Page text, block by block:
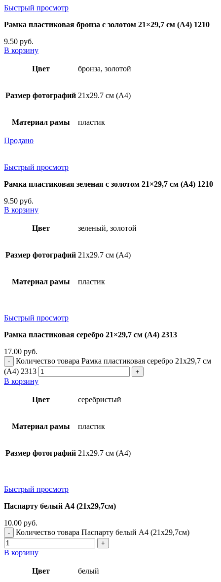
Быстрый просмотр
Рамка пластиковая бронза с золотом 21×29,7 см (А4) 1210
9.50 руб.
В корзину
Цвет бронза, золотой
Размер фотографий 21х29.7 см (А4)
Материал рамы пластик
Продано
Быстрый просмотр
Рамка пластиковая зеленая с золотом 21×29,7 см (А4) 1210
9.50 руб.
В корзину
Цвет зеленый, золотой
Размер фотографий 21х29.7 см (А4)
Материал рамы пластик
Быстрый просмотр
Рамка пластиковая серебро 21×29,7 см (А4) 2313
17.00 руб.
Количество товара Рамка пластиковая серебро 21x29,7 см
(А4) 2313
В корзину
Цвет серебристый
Материал рамы пластик
Размер фотографий 21х29.7 см (А4)
Быстрый просмотр
Паспарту белый А4 (21х29,7см)
10.00 руб.
Количество товара Паспарту белый А4 (21х29,7см)
В корзину
Цвет белый